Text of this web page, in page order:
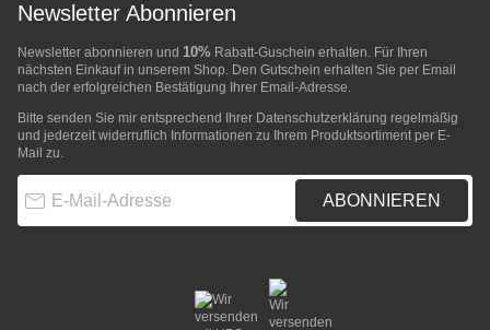
Newsletter Abonnieren
Newsletter abonnieren und 10% Rabatt-Guschein erhalten. Für Ihren
nächsten Einkauf in unserem Shop. Den Gutschein erhalten Sie per Email
nach der erfolgreichen Bestätigung Ihrer Email-Adresse.
Bitte senden Sie mir entsprechend Ihrer Datenschutzerklärung regelmäßig
und jederzeit widerruflich Informationen zu Ihrem Produktsortiment per E-
Mail zu.
ABONNIEREN